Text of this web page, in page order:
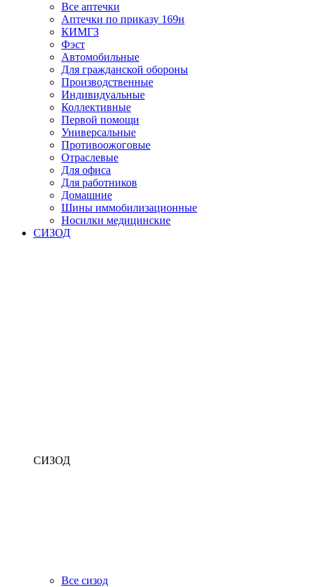
Все аптечки
Аптечки по приказу 169н
КИМГЗ
Фэст
Автомобильные
Для гражданской обороны
Производственные
Индивидуальные
Коллективные
Первой помощи
Универсальные
Противоожоговые
Отраслевые
Для офиса
Для работников
Домашние
Шины иммобилизационные
Носилки медицинские
СИЗОД
СИЗОД
Все сизод